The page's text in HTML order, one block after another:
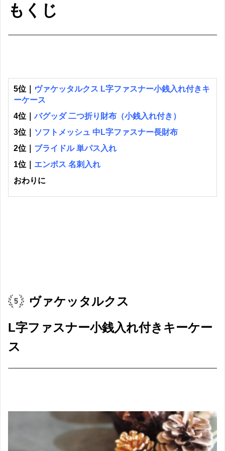
もくじ
5位｜
ヴァケッタルクス L字ファスナー小銭入れ付きキ
ーケース
4位｜バグッダ 二つ折り財布（小銭入れ付き）
3位｜
ソフトメッシュ 中L字ファスナー長財布
2位｜ ブライドル 単パス入れ
1位｜ エンボス 名刺入れ
おわりに
ヴァケッタルクス
L字ファスナー小銭入れ付きキーケー
ス